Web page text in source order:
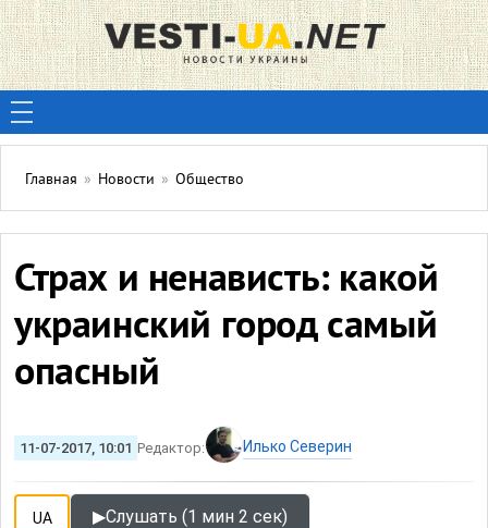
Главная » Новости » Общество
Страх и ненависть: какой
украинский город самый
опасный
11-07-2017, 10:01 Редактор: Илько Северин
UA ▶Слушать (1 мин 2 сек)